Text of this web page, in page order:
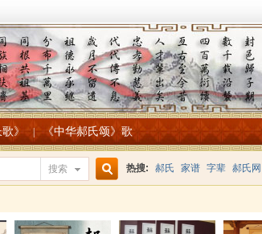
》 《中华郝氏颂》歌
搜索 热搜: 郝氏 家谱 字辈 郝氏网